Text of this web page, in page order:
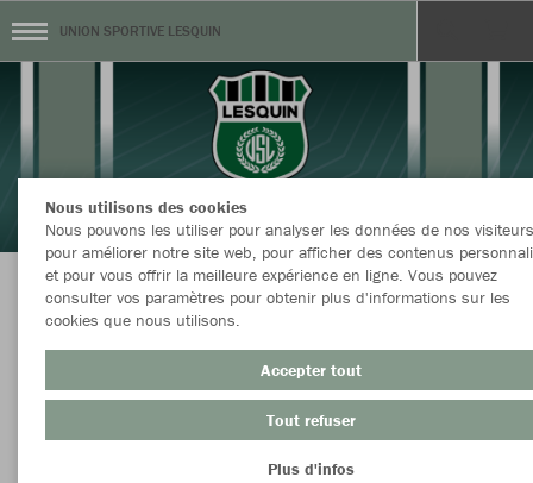
UNION SPORTIVE LESQUIN
BOUTIQUE OFFICIELLE DE LESQUIN
Taille
Nous utilisons des cookies
Nous pouvons les utiliser pour analyser les données de nos
pour améliorer notre site web, pour afficher des contenus
et pour vous offrir la meilleure expérience en ligne. Vous pouvez
consulter vos paramètres pour obtenir plus d'informations sur les
cookies que nous utilisons.
Accepter tout
Tout refuser
Plus d'infos